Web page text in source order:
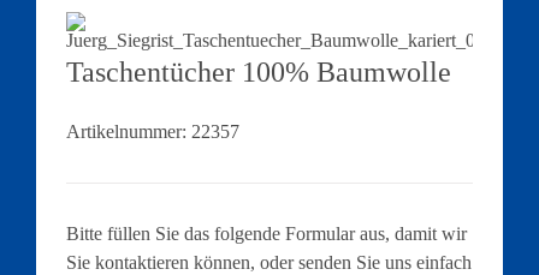
Taschentücher 100% Baumwolle
Artikelnummer: 22357
Bitte füllen Sie das folgende Formular aus, damit wir
Sie kontaktieren können, oder senden Sie uns einfach